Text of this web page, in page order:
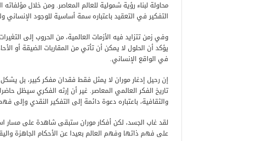
محاولة لبناء رؤية شمولية للعالم المعاصر. ومن خلال
التفكير في التعقيد باعتباره سمة أساسية للوجود الإنساني
وفي زمن تتزايد فيه الأزمات العالمية، من الحروب إلى
يؤكد أن الحلول لا يمكن أن تأتي من المقاربات الضيقة أو
في الواقع الإنساني.
إن رحيل إدغار موران لا يمثل فقط فقدان مفكر كبير، بل
تاريخ الفكر العالمي المعاصر. غير أن إرثه الفكري سيظل
والثقافية، باعتباره دعوة دائمة إلى التفكير النقدي وإلى
لقد غاب الجسد، لكن أفكار موران ستبقى شاهدة على مسار
على فهم ذاتها وفهم العالم بعيدا عن الأحكام الجاهزة